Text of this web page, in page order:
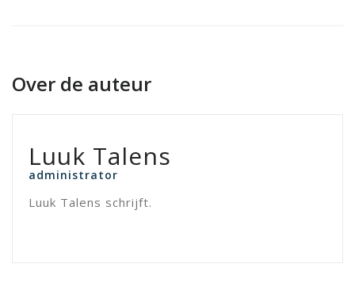
Over de auteur
Luuk Talens
administrator
Luuk Talens schrijft.